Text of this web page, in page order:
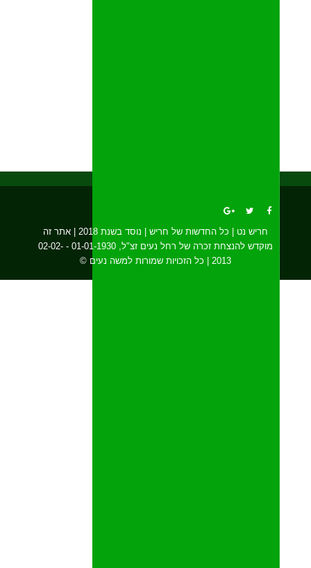
חריש נט | כל החדשות של חריש | נוסד בשנת 2018 | אתר זה
מוקדש להנצחת זכרה של רחל נעים זצ"ל, 01-01-1930 - 02-02-